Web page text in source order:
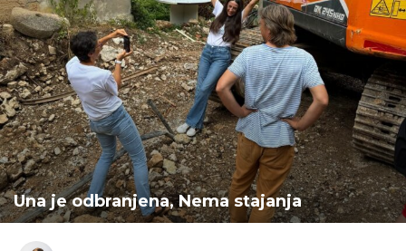
Una je odbranjena, Nema stajanja